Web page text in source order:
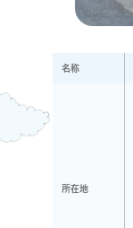
名称
所在地